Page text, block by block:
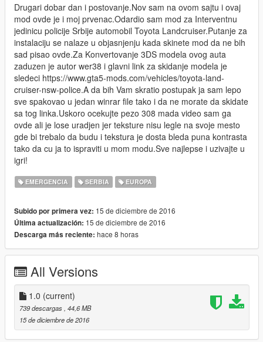
Drugari dobar dan i postovanje.Nov sam na ovom sajtu i ovaj
mod ovde je i moj prvenac.Odardio sam mod za Interventnu
jedinicu policije Srbije automobil Toyota Landcruiser.Putanje za
instalaciju se nalaze u objasnjenju kada skinete mod da ne bih
sad pisao ovde.Za Konvertovanje 3DS modela ovog auta
zaduzen je autor wer38 i glavni link za skidanje modela je
sledeci https://www.gta5-mods.com/vehicles/toyota-land-
cruiser-nsw-police.A da bih Vam skratio postupak ja sam lepo
sve spakovao u jedan winrar file tako i da ne morate da skidate
sa tog linka.Uskoro ocekujte pezo 308 mada video sam ga
ovde ali je lose uradjen jer teksture nisu legle na svoje mesto
gde bi trebalo da budu i tekstura je dosta bleda puna kontrasta
tako da cu ja to ispraviti u mom modu.Sve najlepse i uzivajte u
igri!
EMERGENCIA SERBIA EUROPA
Subido por primera vez: 15 de diciembre de 2016
Última actualización: 15 de diciembre de 2016
Descarga más reciente: hace 8 horas
All Versions
1.0 (current)
739 descargas , 44,6 MB
15 de diciembre de 2016